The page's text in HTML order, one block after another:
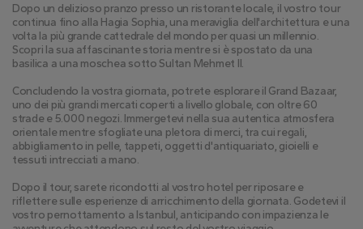
Dopo un delizioso pranzo presso un ristorante locale, il vostro tour
continua fino alla Hagia Sophia, una meraviglia dell'architettura e una
volta la più grande cattedrale del mondo per quasi un millennio.
Scopri la sua affascinante storia mentre si è spostato da una
basilica a una moschea sotto Sultan Mehmet II.
Concludendo la vostra giornata, potrete esplorare il Grand Bazaar,
uno dei più grandi mercati coperti a livello globale, con oltre 60
strade e 5.000 negozi. Immergetevi nella sua autentica atmosfera
orientale mentre sfogliate una pletora di merci, tra cui regali,
abbigliamento in pelle, tappeti, oggetti d'antiquariato, gioielli e
tessuti intrecciati a mano.
Dopo il tour, sarete ricondotti al vostro hotel per riposare e
riflettere sulle esperienze di arricchimento della giornata. Godetevi il
vostro pernottamento a Istanbul, anticipando con impazienza le